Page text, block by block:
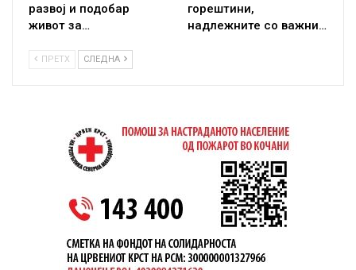
развој и подобар
живот за…
горештини,
надлежните со важни…
ПРЕТХ СЛЕДНА